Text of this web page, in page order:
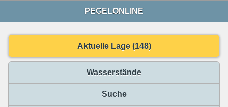
PEGELONLINE
Aktuelle Lage (148)
Wasserstände
Suche